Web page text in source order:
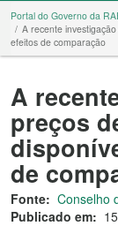
Portal do Governo da
A recente
efeitos de comparação
A
preços
de
Fonte: Conselho
Publicado em: